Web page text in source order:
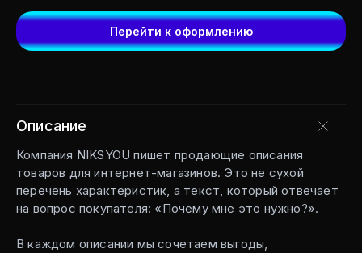
Перейти к оформлению
Описание
Компания NIKSYOU пишет продающие описания
товаров для интернет-магазинов. Это не сухой
перечень характеристик, а текст, который отвечает
на вопрос покупателя: «Почему мне это нужно?».
В каждом описании мы сочетаем выгоды,